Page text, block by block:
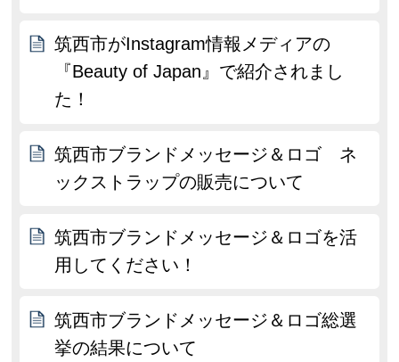
筑西市がInstagram情報メディアの
『Beauty of Japan』で紹介されまし
た！
筑西市ブランドメッセージ＆ロゴ ネ
ックストラップの販売について
筑西市ブランドメッセージ＆ロゴを活
用してください！
筑西市ブランドメッセージ＆ロゴ総選
挙の結果について